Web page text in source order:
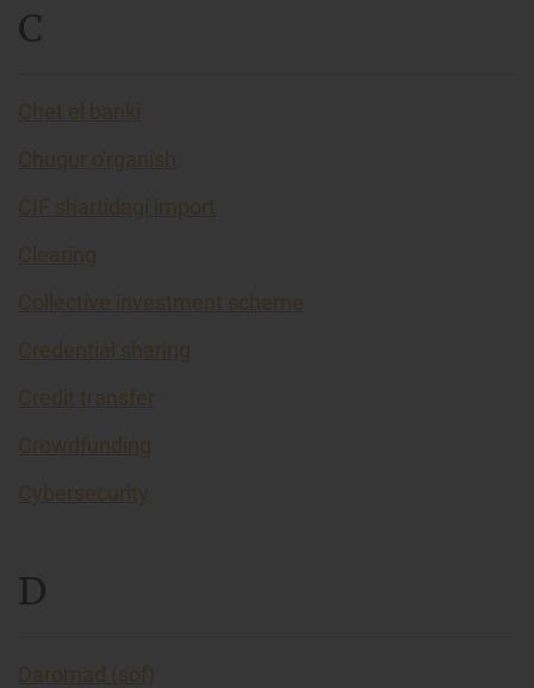
C
Chet el banki
Chuqur o'rganish
CIF shartidagi import
Clearing
Collective investment scheme
Credential sharing
Credit transfer
Crowdfunding
Cybersecurity
D
Daromad (sof)